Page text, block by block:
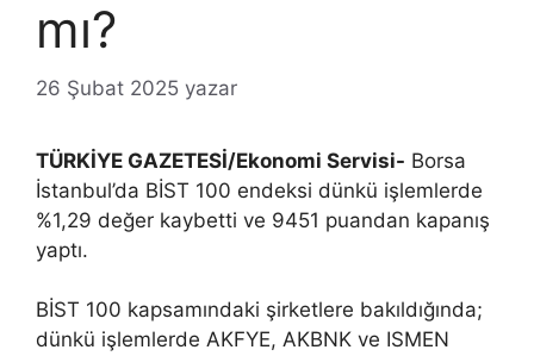
mı?
26 Şubat 2025 yazar
TÜRKİYE GAZETESİ/Ekonomi Servisi- Borsa
İstanbul’da BİST 100 endeksi dünkü işlemlerde
%1,29 değer kaybetti ve 9451 puandan kapanış
yaptı.
BİST 100 kapsamındaki şirketlere bakıldığında;
dünkü işlemlerde AKFYE, AKBNK ve ISMEN